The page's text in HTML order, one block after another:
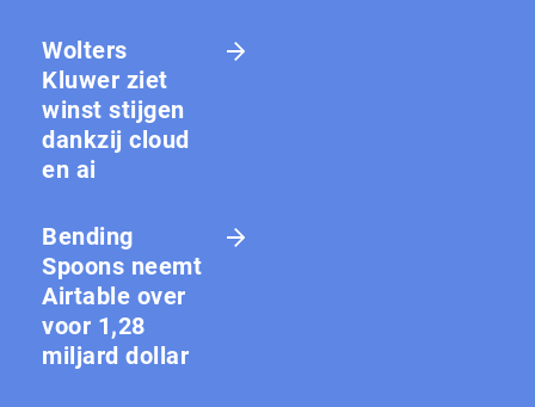
Wolters
Kluwer ziet
winst stijgen
dankzij cloud
en ai
Bending
Spoons neemt
Airtable over
voor 1,28
miljard dollar